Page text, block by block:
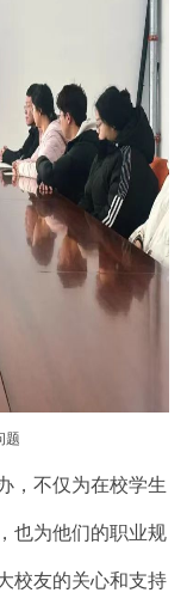
题
，不仅为在校学生
也为他们的职业规
校友的关心和支持